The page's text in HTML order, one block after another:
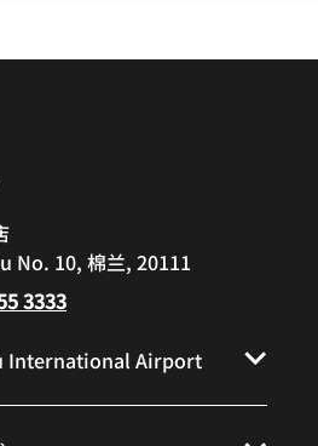
No. 10, 棉兰, 20111
3333
International Airport